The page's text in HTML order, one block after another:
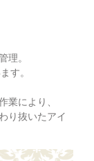
理。
す。
業により、
り抜いたアイ